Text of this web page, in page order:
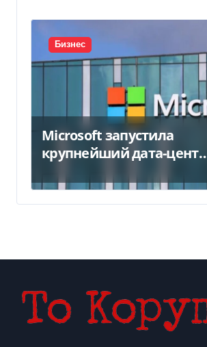
Бизнес
Microsoft запустила
крупнейший дата-центр
миллиарда